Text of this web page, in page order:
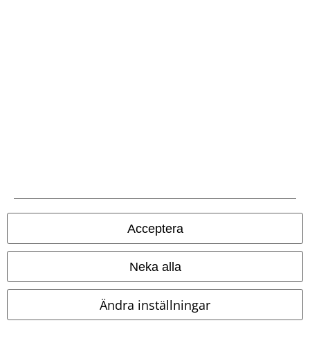
Acceptera
Neka alla
Ändra inställningar